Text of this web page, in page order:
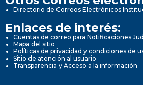
Directorio de Correos Electrónicos
Enlaces de interés:
Cuentas de correo para Notificaciones
Mapa del sitio
Políticas de privacidad y condiciones de
Sitio de atención al usuario
Transparencia y Acceso a la información